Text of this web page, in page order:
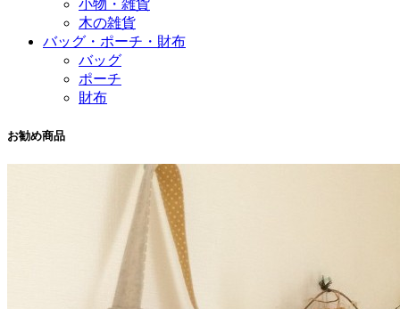
小物・雑貨
木の雑貨
バッグ・ポーチ・財布
バッグ
ポーチ
財布
お勧め商品